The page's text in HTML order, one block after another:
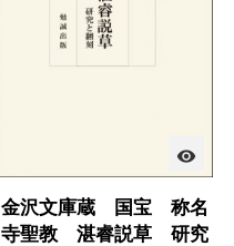
visibility
金沢文庫蔵 国宝 称名
寺聖教 湛睿説草 研究